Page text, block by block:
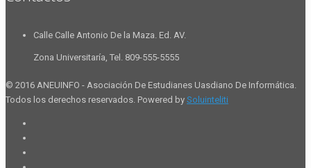
Calle Calle Antonio De la Maza. Ed. AV.
Zona Universitaría, Tel. 809-555-5555
© 2016 ANEUINFO - Asociación De Estudianes Uasdiano De Informática.
Todos los derechos reservados. Powered by Soluinteliti